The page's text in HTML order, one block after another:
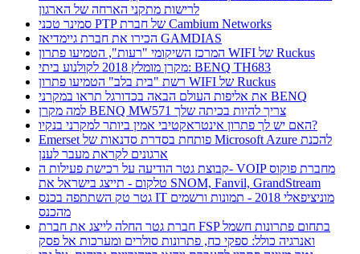
לרישות מתקני הארחה של הארגון
סמינר טכני PTP של חברת Cambium Networks
הכירו את חברת גיימדיאז GAMDIAS
המרכז השיקומי "רעות", הטמיעו פתרון WIFI של Ruckus
מקרן מומלץ 2018 לקולנוע ביתי: BENQ TH683
רשת "בית בלב" הטמיעו פתרון WIFI של Ruckus
את אליפות העולם הבאה בכדורגל תראו במקרני BENQ
למה מקרן BENQ MW571 צריך להיות בכיתה שלך
האם יש לך פתרון אינטראקטיבי אמין ביותר למקרני בנקיו?
Emerset פותחת בסדרת סדנאות של Microsoft Azure להכנת
ארגונים לקראת מעבר לענן
קבוצת גטר הודיעה על רכישת פעילות ה- VOIP מחברת פוקוס
טלקום - תייצג בישראל את SNOM, Fanvil, GrandStream
גטר טק השתתפה בכנס IT מוניציפאלי 2018 - תמונות ורשמים
מהכנס
חברת גטר החלה לייצג את חברת FSP בתחום פתרונות חשמל
ואנרגיה כולל: ספקי כח, פתרונות סולרים ומערכות אל פסק